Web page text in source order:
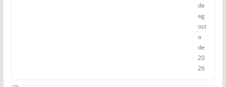
de
ag
ost
o
de
20
26